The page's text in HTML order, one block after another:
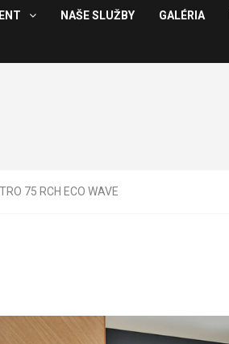
NAŠE SLUŽBY GALÉRIA
75 RCH ECO WAVE